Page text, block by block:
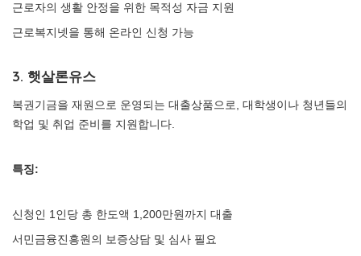
근로자의 생활 안정을 위한 목적성 자금 지원
근로복지넷을 통해 온라인 신청 가능
3. 햇살론유스
복권기금을 재원으로 운영되는 대출상품으로, 대학생이나 청년들의
학업 및 취업 준비를 지원합니다.
특징:
신청인 1인당 총 한도액 1,200만원까지 대출
서민금융진흥원의 보증상담 및 심사 필요